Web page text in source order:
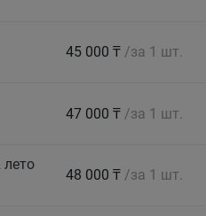
45 000 ₸ /за 1 шт.
47 000 ₸ /за 1 шт.
лето
48 000 ₸ /за 1 шт.